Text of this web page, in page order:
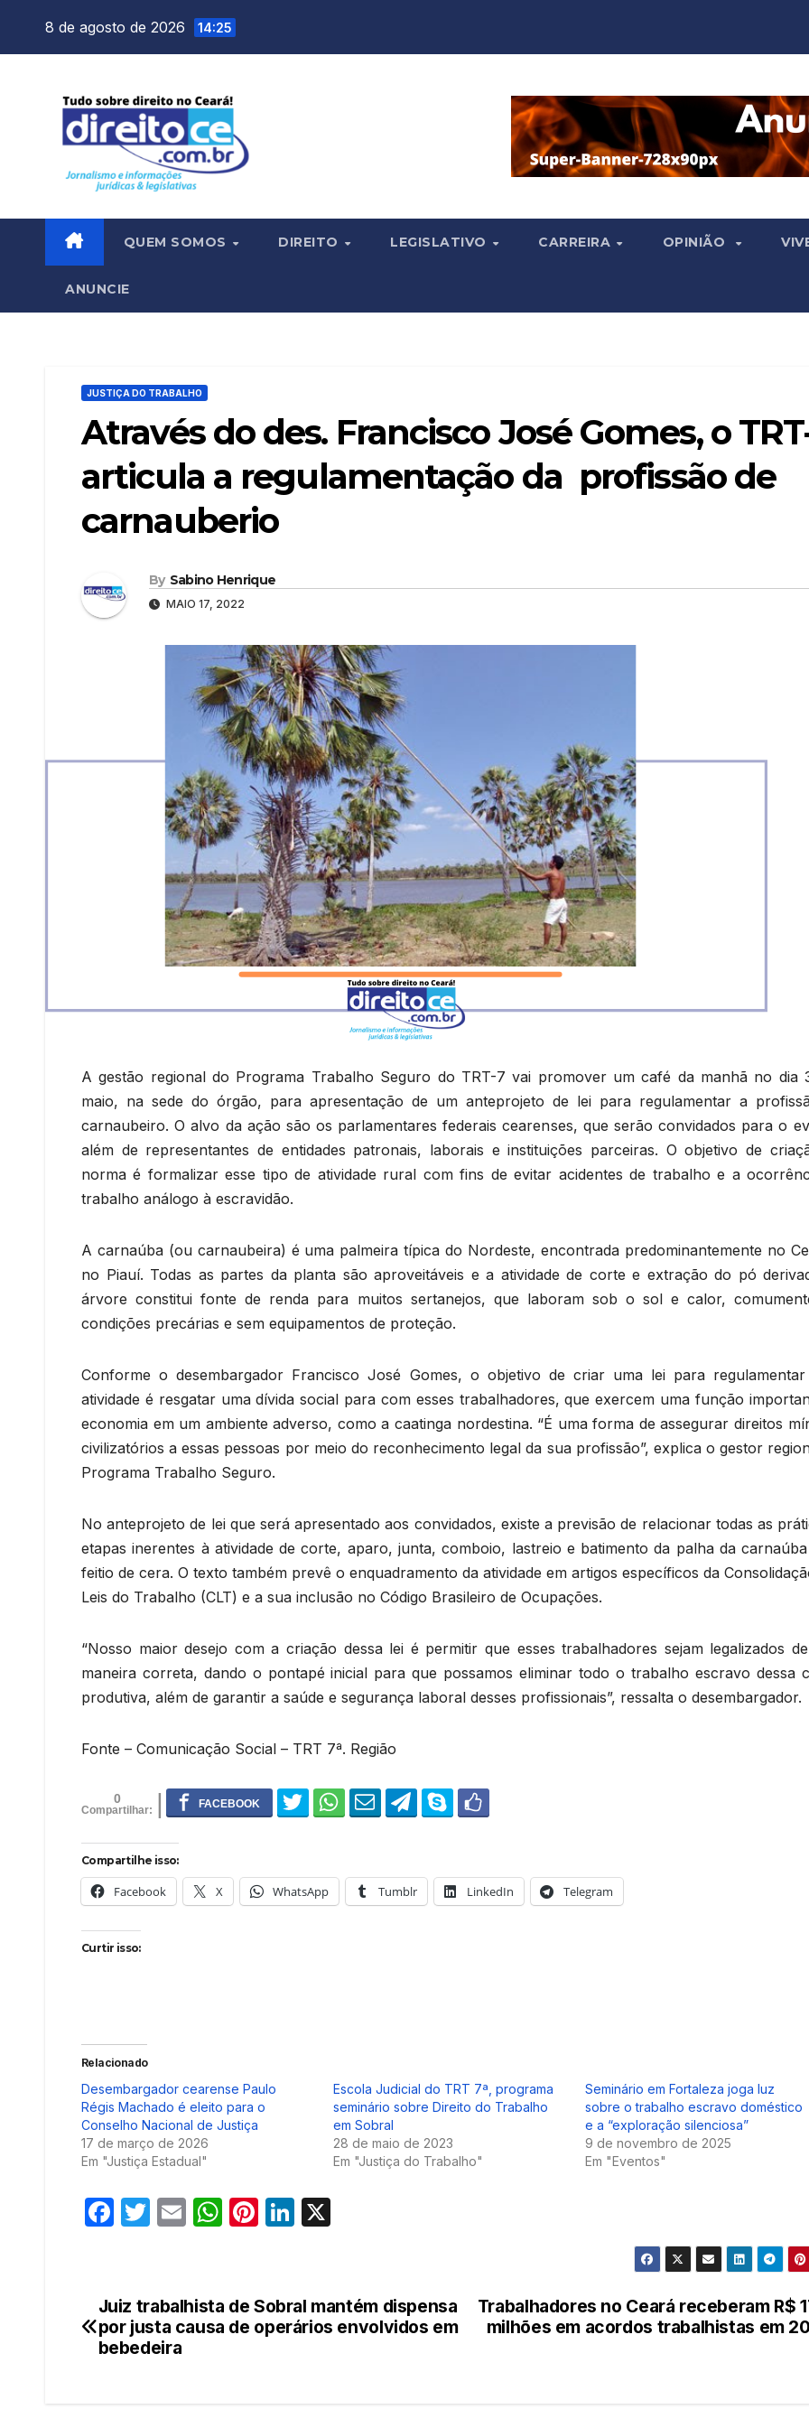
8 de agosto de 2026 14:25
QUEM SOMOS DIREITO LEGISLATIVO CARREIRA OPINIÃO
ANUNCIE
JUSTIÇA DO TRABALHO
Através do des. Francisco José Gomes, o
articula a regulamentação da profissão de
carnauberio
By Sabino Henrique
MAIO 17, 2022
A gestão regional do Programa Trabalho Seguro do TRT-7 vai promover um café da manhã no dia
maio, na sede do órgão, para apresentação de um anteprojeto de lei para regulamentar a
carnaubeiro. O alvo da ação são os parlamentares federais cearenses, que serão convidados para o
além de representantes de entidades patronais, laborais e instituições parceiras. O objetivo de
norma é formalizar esse tipo de atividade rural com fins de evitar acidentes de trabalho e a
trabalho análogo à escravidão.
A carnaúba (ou carnaubeira) é uma palmeira típica do Nordeste, encontrada predominantemente no
no Piauí. Todas as partes da planta são aproveitáveis e a atividade de corte e extração do pó
árvore constitui fonte de renda para muitos sertanejos, que laboram sob o sol e calor,
condições precárias e sem equipamentos de proteção.
Conforme o desembargador Francisco José Gomes, o objetivo de criar uma lei para regulamentar
atividade é resgatar uma dívida social para com esses trabalhadores, que exercem uma função
economia em um ambiente adverso, como a caatinga nordestina. “É uma forma de assegurar direitos
civilizatórios a essas pessoas por meio do reconhecimento legal da sua profissão”, explica o gestor
Programa Trabalho Seguro.
No anteprojeto de lei que será apresentado aos convidados, existe a previsão de relacionar todas as
etapas inerentes à atividade de corte, aparo, junta, comboio, lastreio e batimento da palha da
feitio de cera. O texto também prevê o enquadramento da atividade em artigos específicos da
Leis do Trabalho (CLT) e a sua inclusão no Código Brasileiro de Ocupações.
“Nosso maior desejo com a criação dessa lei é permitir que esses trabalhadores sejam legalizados
maneira correta, dando o pontapé inicial para que possamos eliminar todo o trabalho escravo dessa
produtiva, além de garantir a saúde e segurança laboral desses profissionais”, ressalta o desembargador.
Fonte – Comunicação Social – TRT 7ª. Região
0
Compartilhe isso:
Facebook X WhatsApp Tumblr LinkedIn Telegram
Curtir isso:
Relacionado
Desembargador cearense Paulo
Régis Machado é eleito para o
Conselho Nacional de Justiça
17 de março de 2026
Em "Justiça Estadual"
Escola Judicial do TRT 7ª, programa
seminário sobre Direito do Trabalho
em Sobral
28 de maio de 2023
Em "Justiça do Trabalho"
Seminário em Fortaleza joga luz
sobre o trabalho escravo doméstico
e a “exploração silenciosa”
9 de novembro de 2025
Em "Eventos"
F
e
b
o
T
er
E
W
s
A
Pi
e
st
Li
e
dI
Navegação
de
Trabalhadores no Ceará receberam R$
milhões em acordos trabalhistas em
Juiz trabalhista de Sobral mantém dispensa
por justa causa de operários envolvidos em
bebedeira